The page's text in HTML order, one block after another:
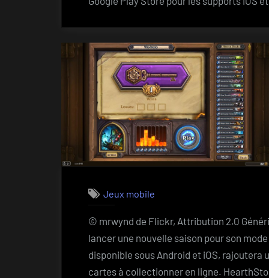
Jeux mobile
© mrwynd de Flickr, Attribution 2.0
lancer une nouvelle saison pour son
disponible sous Android et iOS, rajoutera
cartes à collectionner en ligne.